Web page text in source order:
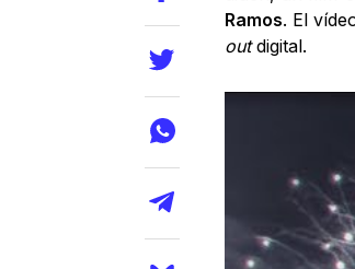
Ramos. El
outdigital.